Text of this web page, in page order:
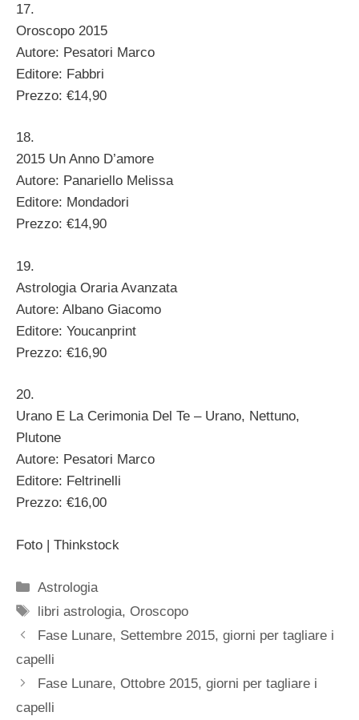
17.
Oroscopo 2015
Autore: Pesatori Marco
Editore: Fabbri
Prezzo: €14,90
18.
2015 Un Anno D’amore
Autore: Panariello Melissa
Editore: Mondadori
Prezzo: €14,90
19.
Astrologia Oraria Avanzata
Autore: Albano Giacomo
Editore: Youcanprint
Prezzo: €16,90
20.
Urano E La Cerimonia Del Te – Urano, Nettuno,
Plutone
Autore: Pesatori Marco
Editore: Feltrinelli
Prezzo: €16,00
Foto | Thinkstock
Categorie
Astrologia
Tag
libri astrologia,Oroscopo
Fase Lunare, Settembre 2015, giorni per tagliare i
capelli
Fase Lunare, Ottobre 2015, giorni per tagliare i
capelli